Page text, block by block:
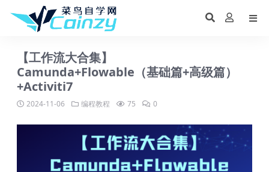
【工作流大合集】
Camunda+Flowable（基础篇+高级篇）
+Activiti7
2024-11-06 编程教程 75 0